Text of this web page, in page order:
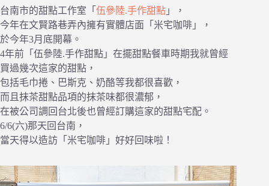
台南市的甜點工作室「 伍參陸.手作甜點 」，
今年在文賢路巷弄內擁有實體店面「米宅咖啡」，
於今年3月底開幕。
4年前「伍參陸.手作甜點」在擺甜點餐車時期我就曾經
買過幾次這家的甜點，
包括毛巾捲、巴斯克、奶酪等我都很喜歡，
而且抹茶甜點品項的抹茶味都很濃郁，
在被公司調回台北後也曾經訂購這家的甜點宅配。
6/6(六)那天回台南，
當天得以造訪「米宅咖啡」好好回味啦！